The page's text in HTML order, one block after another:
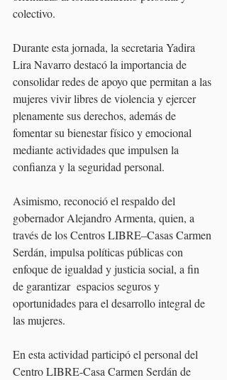
colectivo.
Durante esta jornada, la secretaria Yadira
Lira Navarro destacó la importancia de
consolidar redes de apoyo que permitan a las
mujeres vivir libres de violencia y ejercer
plenamente sus derechos, además de
fomentar su bienestar físico y emocional
mediante actividades que impulsen la
confianza y la seguridad personal.
Asimismo, reconoció el respaldo del
gobernador Alejandro Armenta, quien, a
través de los Centros LIBRE–Casas Carmen
Serdán, impulsa políticas públicas con
enfoque de igualdad y justicia social, a fin
de garantizar  espacios seguros y
oportunidades para el desarrollo integral de
las mujeres.
En esta actividad participó el personal del
Centro LIBRE-Casa Carmen Serdán de